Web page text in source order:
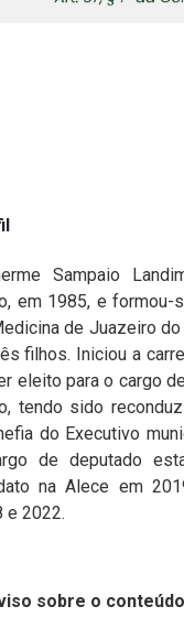
Sampaio
em 1985, e formou-
de Juazeiro
filhos. Iniciou a
eleito para o cargo
tendo sido
do Executivo
de deputado
na Alece em
e 2022.
sobre o